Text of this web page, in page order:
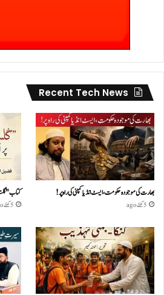
Recent Tech News
بھارت کی موجودہ حکومت،ایسٹ انڈیا کمپنی کی راہ پر!
5 گھنٹے ago
کتاب
5 گھنٹے ago